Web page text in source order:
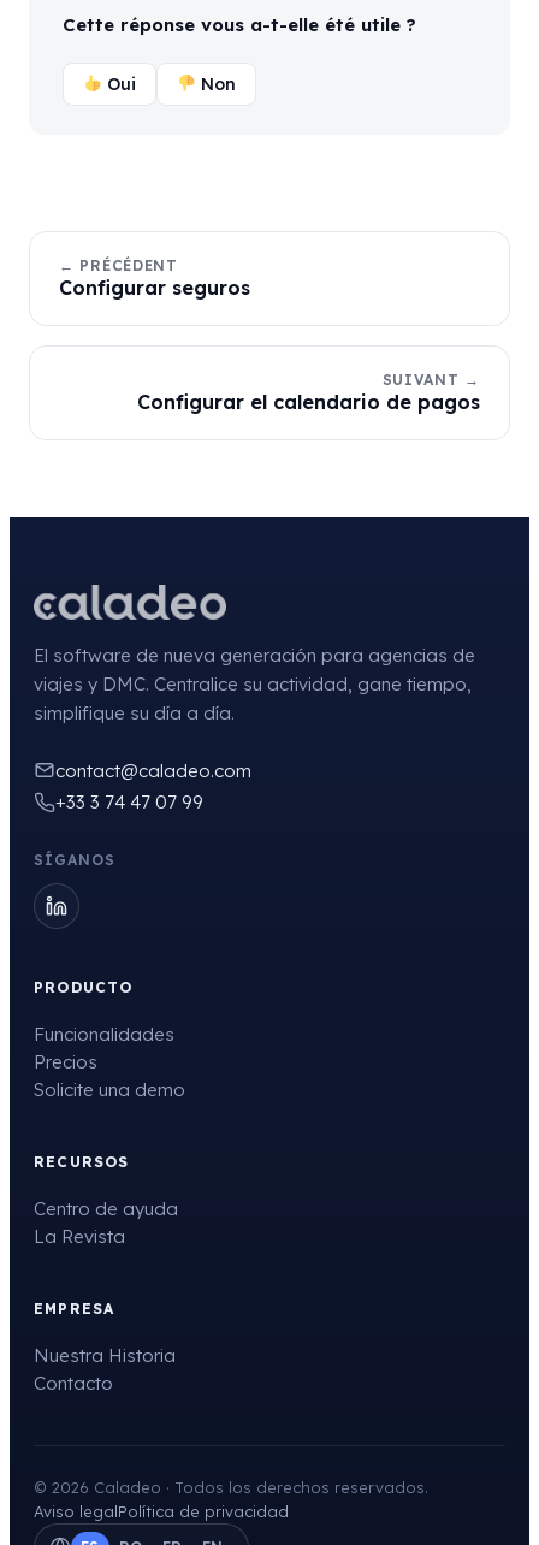
Cette réponse vous a-t-elle été utile ?
Oui Non
← PRÉCÉDENT
Configurar seguros
SUIVANT →
Configurar el calendario de pagos
El software de nueva generación para agencias de
viajes y DMC. Centralice su actividad, gane tiempo,
simplifique su día a día.
contact@caladeo.com
+33 3 74 47 07 99
SÍGANOS
PRODUCTO
Funcionalidades
Precios
Solicite una demo
RECURSOS
Centro de ayuda
La Revista
EMPRESA
Nuestra Historia
Contacto
© 2026 Caladeo · Todos los derechos reservados.
Aviso legalPolítica de privacidad